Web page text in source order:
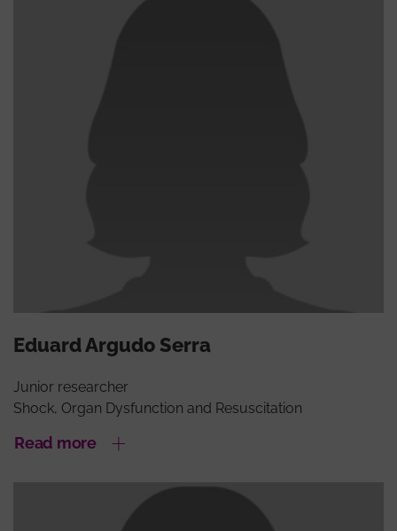
Eduard Argudo Serra
Junior researcher
Shock, Organ Dysfunction and Resuscitation
Read more